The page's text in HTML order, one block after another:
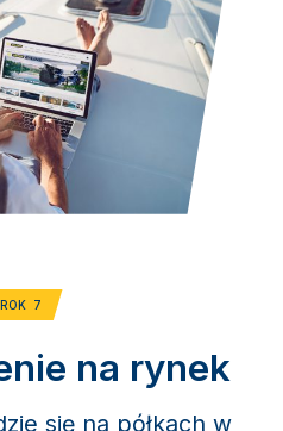
7
na rynek
się na półkach w